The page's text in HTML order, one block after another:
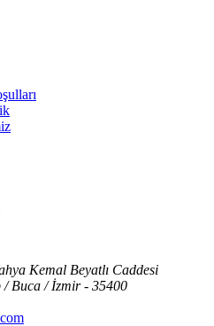
Kemal Beyatlı Caddesi
/ Buca / İzmir - 35400